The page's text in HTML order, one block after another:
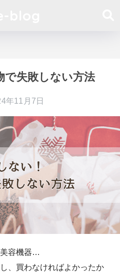
で失敗しない方法
年11月7日
容機器…
、買わなければよかったか